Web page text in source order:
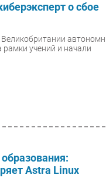
о сбое
Великобритании
учений и начали
Astra Linux